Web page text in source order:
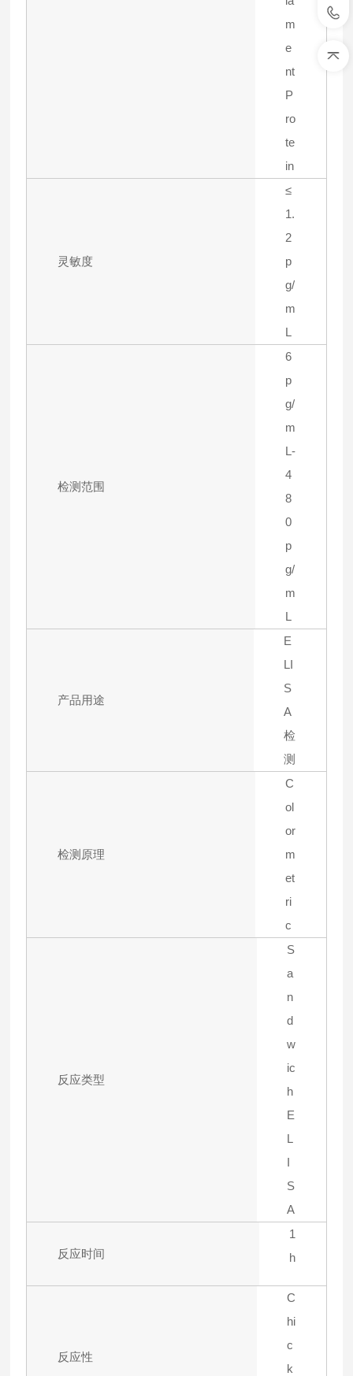
m
e
nt
P
ro
te
in
灵敏度
≤
1.
2
p
g/
m
L
检测范围
6
p
g/
m
L-
4
8
0
p
g/
m
L
产品用途
E
LI
S
A
检
测
检测原理
C
ol
or
m
et
ri
c
反应类型
S
a
n
d
w
ic
h
E
L
I
S
A
反应时间
1
h
反应性
C
hi
c
k